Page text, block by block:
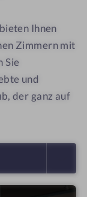
Ihnen
Zimmern mit
Sie
und
der ganz auf